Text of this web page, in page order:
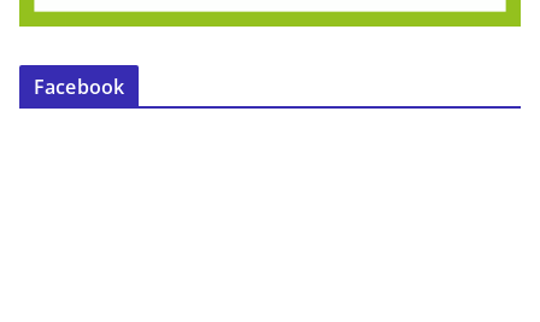
Facebook